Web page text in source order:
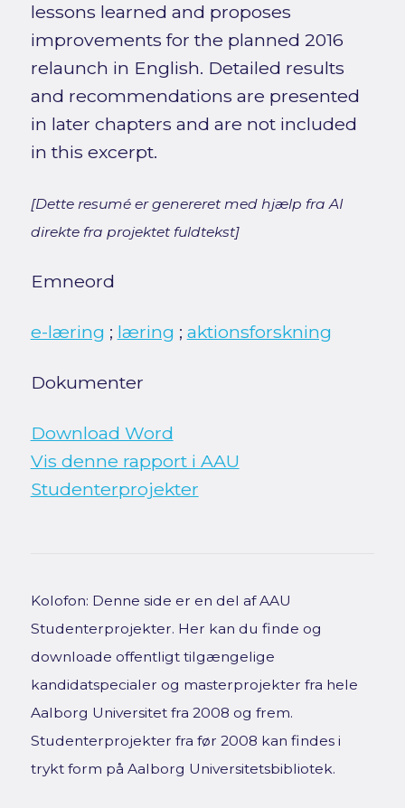
lessons learned and proposes
improvements for the planned 2016
relaunch in English. Detailed results
and recommendations are presented
in later chapters and are not included
in this excerpt.
[Dette resumé er genereret med hjælp fra AI
direkte fra projektet fuldtekst]
Emneord
e-læring ; læring ; aktionsforskning
Dokumenter
Download Word
Vis denne rapport i AAU
Studenterprojekter
Kolofon: Denne side er en del af AAU
Studenterprojekter. Her kan du finde og
downloade offentligt tilgængelige
kandidatspecialer og masterprojekter fra hele
Aalborg Universitet fra 2008 og frem.
Studenterprojekter fra før 2008 kan findes i
trykt form på Aalborg Universitetsbibliotek.